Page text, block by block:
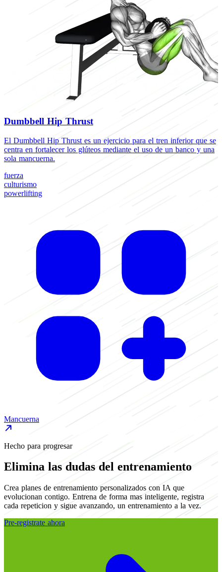
Dumbbell Hip Thrust
El Dumbbell Hip Thrust es un ejercicio para el tren inferior que se
centra en fortalecer los glúteos mediante el uso de un banco y una
sola mancuerna.
fuerza
culturismo
powerlifting
Mancuerna
Hecho para progresar
Elimina las dudas del entrenamiento
Crea planes de entrenamiento personalizados con IA que
evolucionan contigo. Entrena de forma mas inteligente, registra
cada repeticion y sigue avanzando, un entrenamiento a la vez.
Pre-registrate ahora